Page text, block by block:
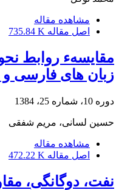
مشاهده مقاله
اصل مقاله 735.84 K
مقایسهء روابط
زبان های فارسی
دوره 10، شماره 25، 1384
حسین لسانى، مریم شفقى
مشاهده مقاله
اصل مقاله 472.22 K
نفت، دوگانگی،